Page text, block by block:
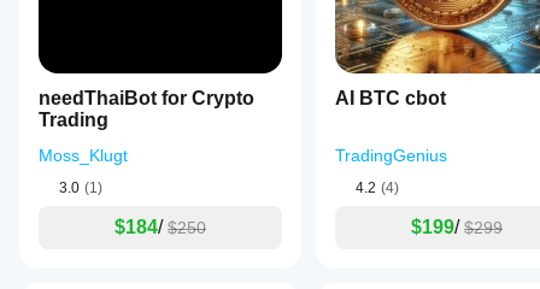
性、回撤
和不同市
场条件下
的表现。
在
cTrader
Windows
结果
吗?
优化
cBot
以适
应您
我应
该在
运行
needThaiBot for Crypto
Trading
Moss_Klugt
3.0 (1)
$184/ $250
AI BTC cbot
TradingGenius
4.2 (4)
$199/ $299